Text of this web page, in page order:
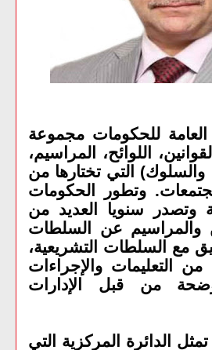
العامة للحكومات مجموعة
اللوائح، المراسيم،
والسلوك) التي تختارها من
وتطور الحكومات
وتصدر سنويا العديد من
والمراسيم عن السلطات
مع السلطات التشريعية،
التعليمات والإجراءات
من قبل الإدارات
الدائرة المركزية التي